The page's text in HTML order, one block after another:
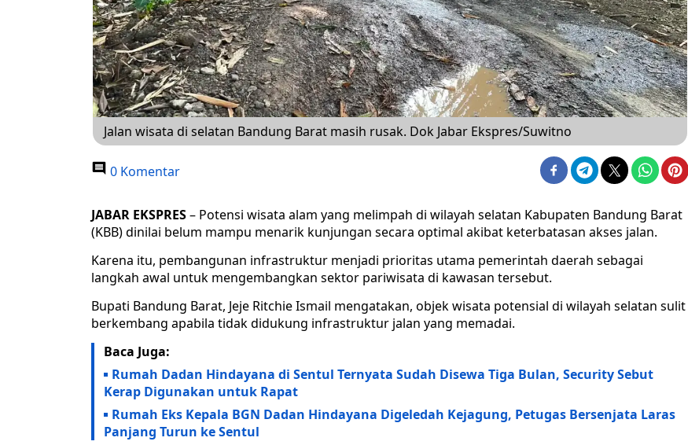
Jalan wisata di selatan Bandung Barat masih rusak. Dok Jabar Ekspres/Suwitno
0 Komentar
JABAR EKSPRES– Potensi wisata alam yang melimpah di wilayah selatan Kabupaten Bandung Barat
(KBB) dinilai belum mampu menarik kunjungan secara optimal akibat keterbatasan akses jalan.
Karena itu, pembangunan infrastruktur menjadi prioritas utama pemerintah daerah sebagai
langkah awal untuk mengembangkan sektor pariwisata di kawasan tersebut.
Bupati Bandung Barat, Jeje Ritchie Ismail mengatakan, objek wisata potensial di wilayah selatan sulit
berkembang apabila tidak didukung infrastruktur jalan yang memadai.
Baca Juga:
Rumah Dadan Hindayana di Sentul Ternyata Sudah Disewa Tiga Bulan, Security Sebut
Kerap Digunakan untuk Rapat
Rumah Eks Kepala BGN Dadan Hindayana Digeledah Kejagung, Petugas Bersenjata Laras
Panjang Turun ke Sentul